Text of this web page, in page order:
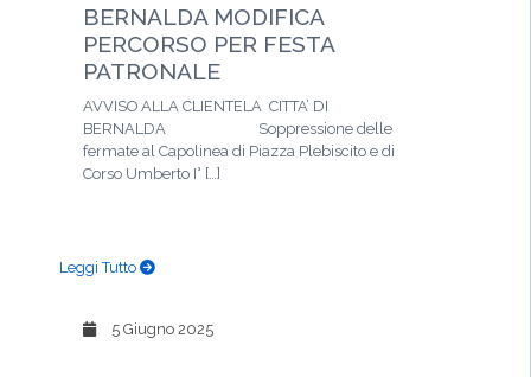
BERNALDA MODIFICA
PERCORSO PER FESTA
PATRONALE
AVVISO ALLA CLIENTELA CITTA’ DI
BERNALDA Soppressione delle
fermate al Capolinea di Piazza Plebiscito e di
Corso Umberto I° […]
Leggi Tutto
5 Giugno 2025